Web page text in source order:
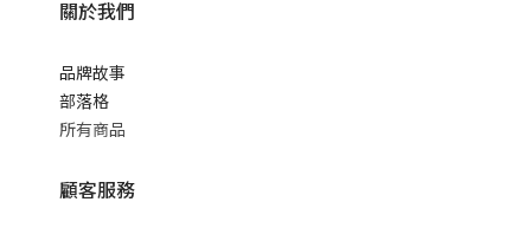
關於我們
品牌故事
部落格
所有商品
顧客服務